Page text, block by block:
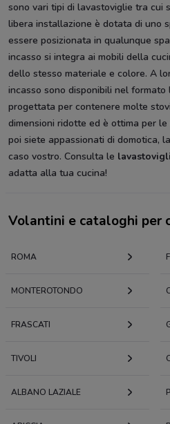
sono vari tipi di lavastoviglie tra cui
libera installazione è dotata di uno
essere posizionata in qualunque
incasso si integra ai mobili della
dello stesso materiale e colore. A
incasso sono disponibili nel
progettata per contenere molte
dimensioni ridotte ed è ottima per le
poi siete appassionati di domotica,
caso vostro. Consulta le
adatta alla tua cucina!
Volantini e cataloghi per
ROMA
MONTEROTONDO
FRASCATI
TIVOLI
ALBANO LAZIALE